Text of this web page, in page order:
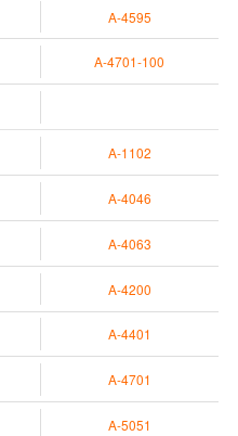
A-4595
A-4701-100
A-1102
A-4046
A-4063
A-4200
A-4401
A-4701
A-5051